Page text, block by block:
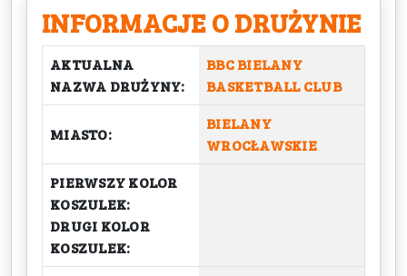
INFORMACJE O DRUŻYNIE
AKTUALNA
NAZWA DRUŻYNY:
BBC BIELANY
BASKETBALL CLUB
MIASTO:
BIELANY
WROCŁAWSKIE
PIERWSZY KOLOR
KOSZULEK:
DRUGI KOLOR
KOSZULEK: